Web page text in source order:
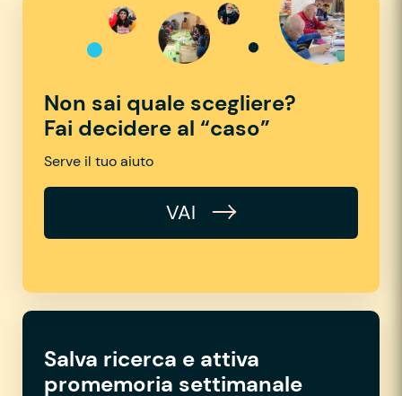
Non sai quale scegliere?
Fai decidere al “caso”
Serve il tuo aiuto
VAI
Salva ricerca e attiva
promemoria settimanale